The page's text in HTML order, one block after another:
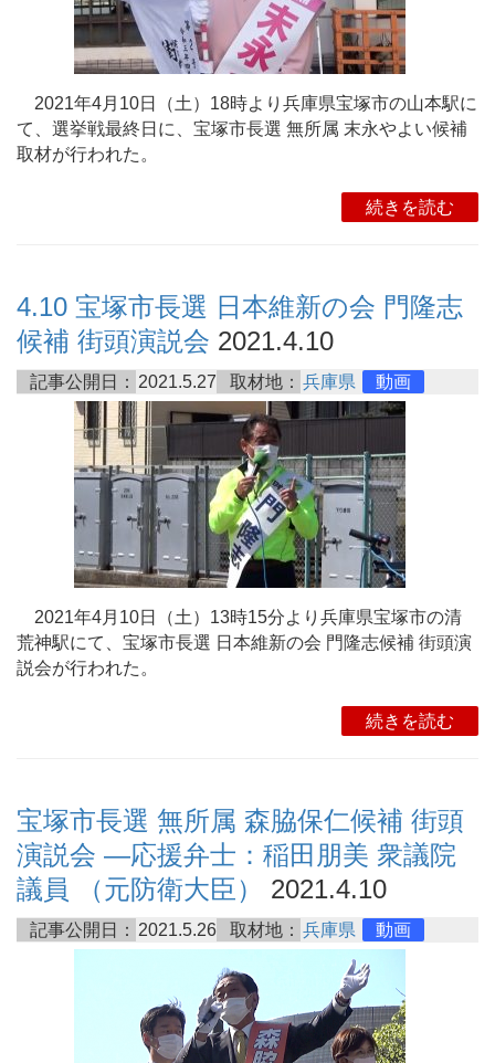
2021年4月10日（土）18時より兵庫県宝塚市の山本駅に
て、選挙戦最終日に、宝塚市長選 無所属 末永やよい候補
取材が行われた。
続きを読む
4.10 宝塚市長選 日本維新の会 門隆志
候補 街頭演説会 2021.4.10
記事公開日： 2021.5.27 取材地： 兵庫県 動画
2021年4月10日（土）13時15分より兵庫県宝塚市の清
荒神駅にて、宝塚市長選 日本維新の会 門隆志候補 街頭演
説会が行われた。
続きを読む
宝塚市長選 無所属 森脇保仁候補 街頭
演説会 ―応援弁士：稲田朋美 衆議院
議員 （元防衛大臣）
2021.4.10
記事公開日： 2021.5.26 取材地： 兵庫県 動画